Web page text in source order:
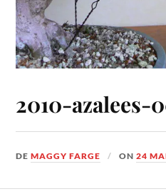
2010-azalees-
DEMAGGY FARGE ON24